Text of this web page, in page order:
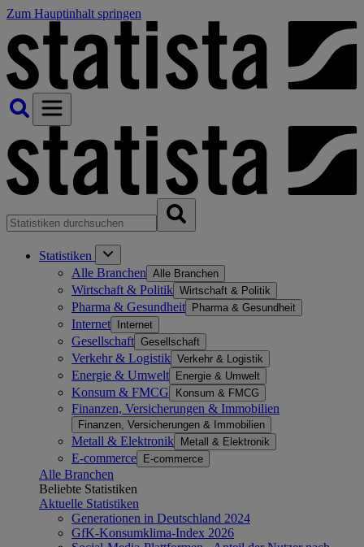
Zum Hauptinhalt springen
Statistiken
Alle Branchen Alle Branchen
Wirtschaft & Politik Wirtschaft & Politik
Pharma & Gesundheit Pharma & Gesundheit
Internet Internet
Gesellschaft Gesellschaft
Verkehr & Logistik Verkehr & Logistik
Energie & Umwelt Energie & Umwelt
Konsum & FMCG Konsum & FMCG
Finanzen, Versicherungen & Immobilien
Finanzen, Versicherungen & Immobilien
Metall & Elektronik Metall & Elektronik
E-commerce E-commerce
Alle Branchen
Beliebte Statistiken
Aktuelle Statistiken
Generationen in Deutschland 2024
GfK-Konsumklima-Index 2026